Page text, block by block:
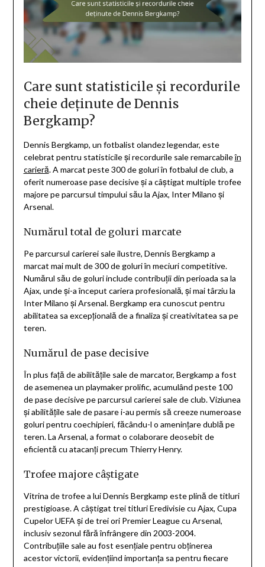
Care sunt statisticile și recordurile
cheie deținute de Dennis
Bergkamp?
Dennis Bergkamp, un fotbalist olandez legendar, este
celebrat pentru statisticile și recordurile sale remarcabileîn
carieră. A marcat peste 300 de goluri în fotbalul de club, a
oferit numeroase pase decisive și a câștigat multiple trofee
majore pe parcursul timpului său la Ajax, Inter Milano și
Arsenal.
Numărul total de goluri marcate
Pe parcursul carierei sale ilustre, Dennis Bergkamp a
marcat mai mult de 300 de goluri în meciuri competitive.
Numărul său de goluri include contribuții din perioada sa la
Ajax, unde și-a început cariera profesională, și mai târziu la
Inter Milano și Arsenal. Bergkamp era cunoscut pentru
abilitatea sa excepțională de a finaliza și creativitatea sa pe
teren.
Numărul de pase decisive
În plus față de abilitățile sale de marcator, Bergkamp a fost
de asemenea un playmaker prolific, acumulând peste 100
de pase decisive pe parcursul carierei sale de club. Viziunea
și abilitățile sale de pasare i-au permis să creeze numeroase
goluri pentru coechipieri, făcându-l o amenințare dublă pe
teren. La Arsenal, a format o colaborare deosebit de
eficientă cu atacanți precum Thierry Henry.
Trofee majore câștigate
Vitrina de trofee a lui Dennis Bergkamp este plină de titluri
prestigioase. A câștigat trei titluri Eredivisie cu Ajax, Cupa
Cupelor UEFA și de trei ori Premier League cu Arsenal,
inclusiv sezonul fără înfrângere din 2003-2004.
Contribuțiile sale au fost esențiale pentru obținerea
acestor victorii, evidențiind importanța sa pentru fiecare